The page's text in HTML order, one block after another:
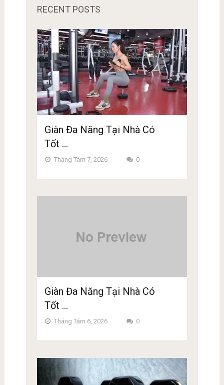
RECENT POSTS
Giàn Đa Năng Tại Nhà Có
Tốt …
Tháng Tám 7, 2026 0
Giàn Đa Năng Tại Nhà Có
Tốt …
Tháng Tám 6, 2026 0